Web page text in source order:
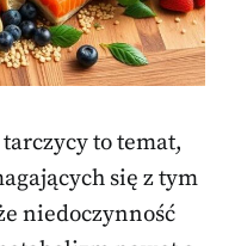
to temat,
się z tym
niedoczynność